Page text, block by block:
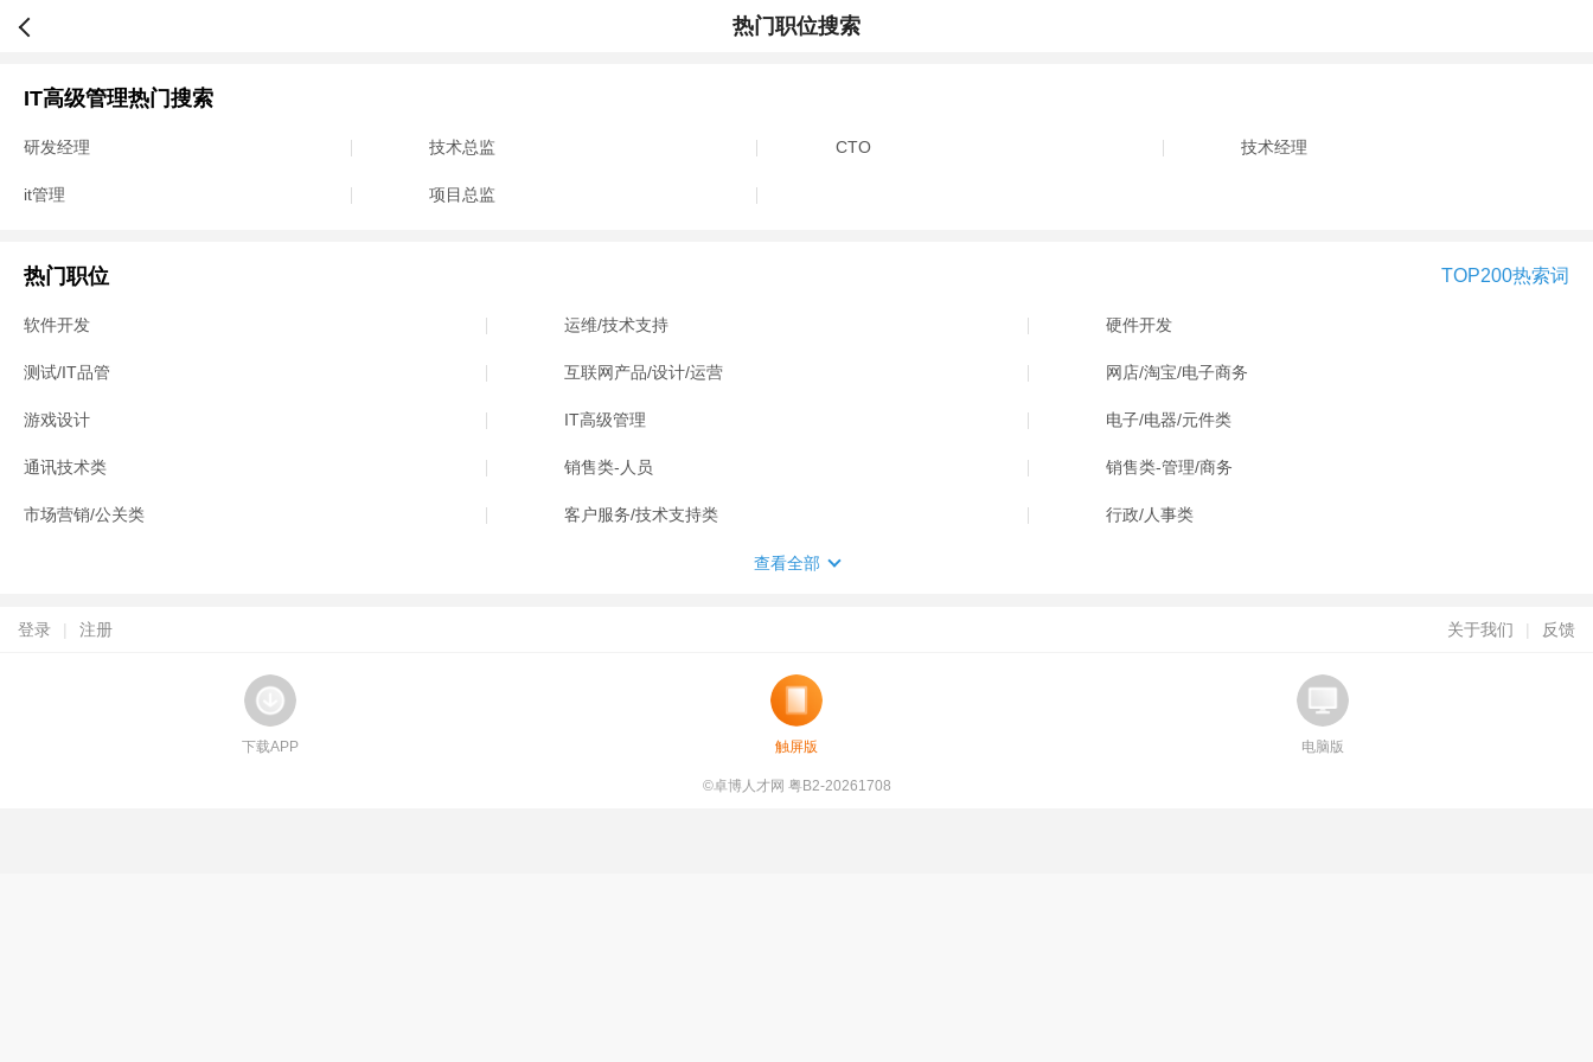
热门职位搜索
IT高级管理热门搜索
研发经理 技术总监 CTO 技术经理
it管理 项目总监
热门职位 TOP200热索词
软件开发 运维/技术支持 硬件开发
测试/IT品管 互联网产品/设计/运营 网店/淘宝/电子商务
游戏设计 IT高级管理 电子/电器/元件类
通讯技术类 销售类-人员 销售类-管理/商务
市场营销/公关类 客户服务/技术支持类 行政/人事类
查看全部
登录 | 注册 关于我们 | 反馈
下载APP 触屏版 电脑版
©卓博人才网 粤B2-20261708